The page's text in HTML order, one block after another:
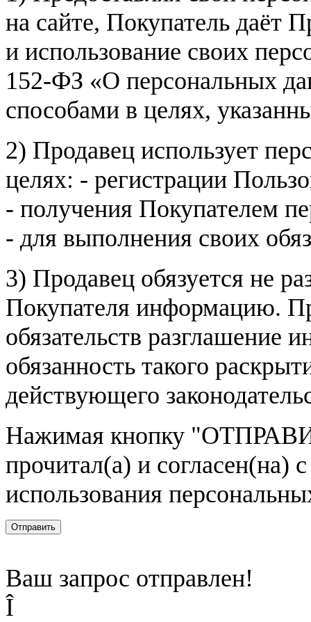
на сайте, Покупатель даёт
и использование своих
152-ФЗ «О персональных
способами в целях,
2) Продавец использует
целях: - регистрации
- получения Покупателем
- для выполнения своих
3) Продавец обязуется не
Покупателя информацию.
обязательств разглашение
обязанность такого
действующего
Нажимая кнопку
прочитал(а) и согласен(на)
использования
Отправить
Ваш запрос отправлен!
Î